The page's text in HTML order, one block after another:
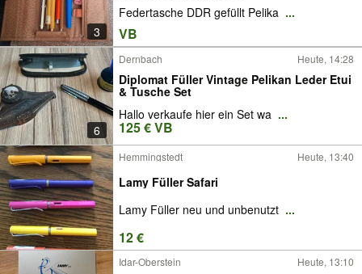
3
Federtasche DDR gefüllt Pelika ...
VB
6
Dernbach Heute, 14:28
Diplomat Füller Vintage Pelikan Leder Etui
& Tusche Set
Hallo verkaufe hier ein Set wa ...
125 € VB
Hemmingstedt Heute, 13:40
Lamy Füller Safari
Lamy Füller neu und unbenutzt ...
12 €
Idar-Oberstein Heute, 13:10